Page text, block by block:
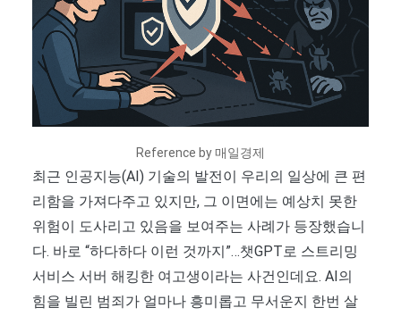
Reference by 매일경제
최근 인공지능(AI) 기술의 발전이 우리의 일상에 큰 편
리함을 가져다주고 있지만, 그 이면에는 예상치 못한
위험이 도사리고 있음을 보여주는 사례가 등장했습니
다. 바로 “하다하다 이런 것까지”…챗GPT로 스트리밍
서비스 서버 해킹한 여고생이라는 사건인데요. AI의
힘을 빌린 범죄가 얼마나 흥미롭고 무서운지 한번 살